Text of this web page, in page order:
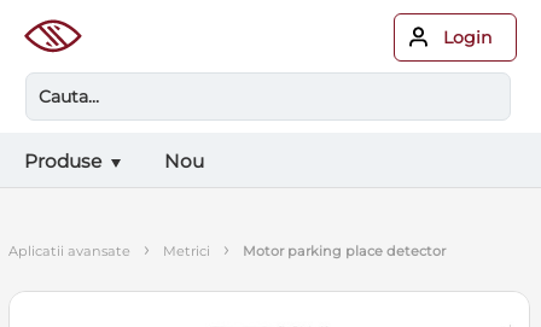
Login
Produse Nou
aplicatii avansate › metrici › motor parking place detector